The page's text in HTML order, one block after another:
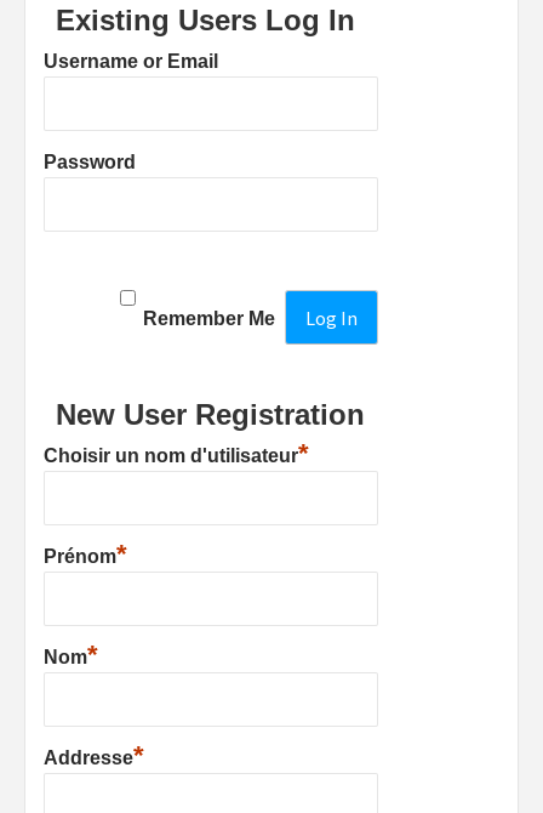
Existing Users Log In
Username or Email
Password
Remember Me
New User Registration
Choisir un nom d'utilisateur*
Prénom*
Nom*
Addresse*